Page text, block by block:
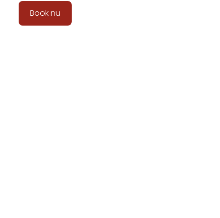
Book nu